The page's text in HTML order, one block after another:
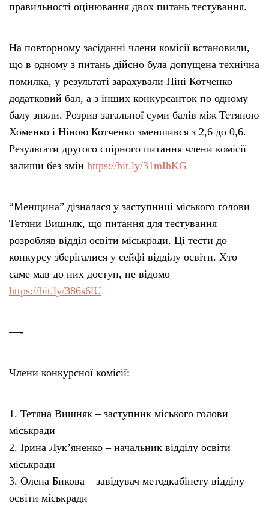
правильності оцінювання двох питань тестування.
На повторному засіданні члени комісії встановили,
що в одному з питань дійсно була допущена технічна
помилка, у результаті зарахували Ніні Котченко
додатковий бал, а з інших конкурсанток по одному
балу зняли. Розрив загальної суми балів між Тетяною
Хоменко і Ніною Котченко зменшився з 2,6 до 0,6.
Результати другого спірного питання члени комісії
залиши без змін https://bit.ly/31mIhKG
“Менщина” дізналася у заступниці міського голови
Тетяни Вишняк, що питання для тестування
розробляв відділ освіти міськради. Ці тести до
конкурсу зберігалися у сейфі відділу освіти. Хто
саме мав до них доступ, не відомо
https://bit.ly/386s6lU
—-
Члени конкурсної комісії:
1. Тетяна Вишняк – заступник міського голови
міськради
2. Ірина Лук’яненко – начальник відділу освіти
міськради
3. Олена Бикова – завідувач методкабінету відділу
освіти міськради